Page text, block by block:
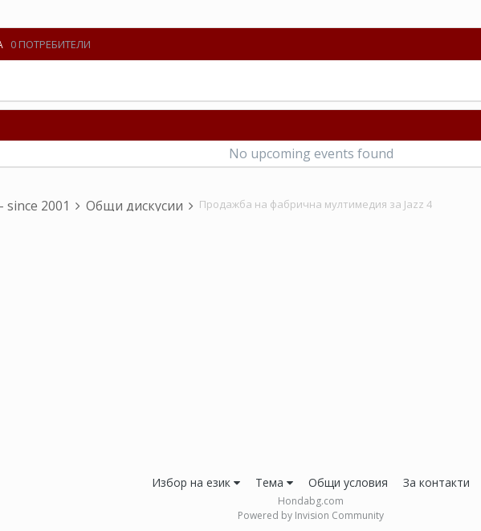
0 ПОТРЕБИТЕЛИ
No upcoming events found
since 2001 Общи дискусии Продажба на фабрична мултимедия за Jazz 4
Избор на език Тема Общи условия За контакти
Hondabg.com
Powered by Invision Community